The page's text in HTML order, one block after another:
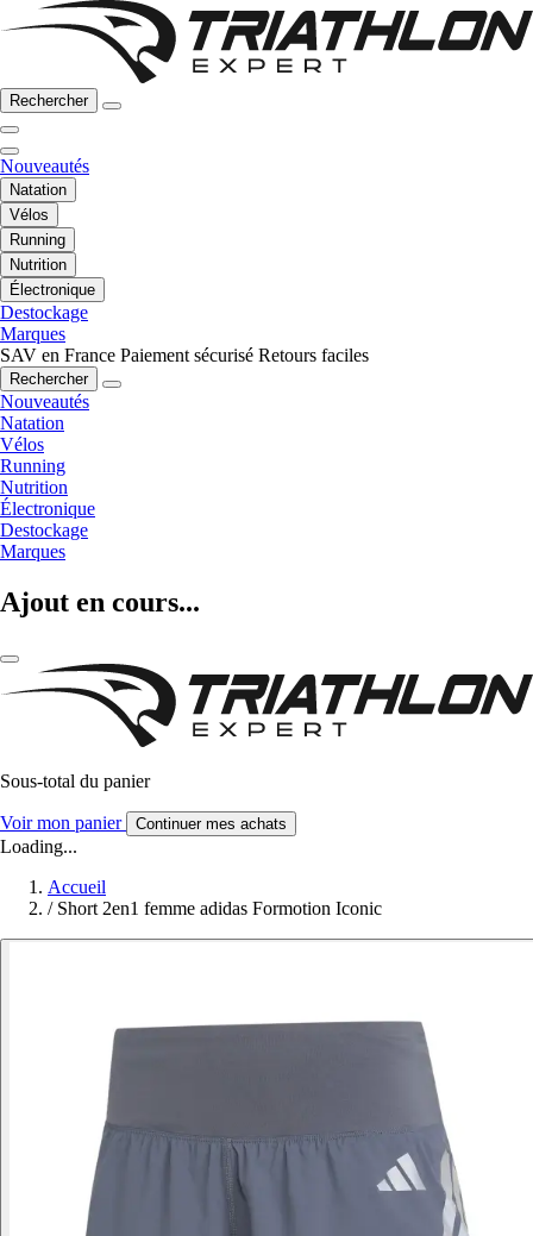
Rechercher
Nouveautés
Natation
Vélos
Running
Nutrition
Électronique
Destockage
Marques
SAV en France Paiement sécurisé Retours faciles
Rechercher
Nouveautés
Natation
Vélos
Running
Nutrition
Électronique
Destockage
Marques
Ajout en cours...
Sous-total du panier
Voir mon panier Continuer mes achats
Loading...
Accueil
/ Short 2en1 femme adidas Formotion Iconic